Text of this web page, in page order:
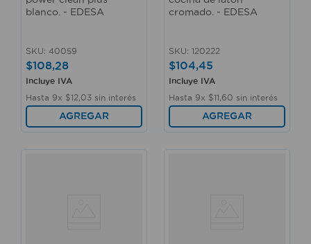
blanco. - EDESA
SKU: 40059
$108,28
Incluye IVA
Hasta 9x $12 03 sin interés
AGREGAR
cromado. - EDESA
SKU: 120222
$104,45
Incluye IVA
Hasta 9x $11 60 sin interés
AGREGAR